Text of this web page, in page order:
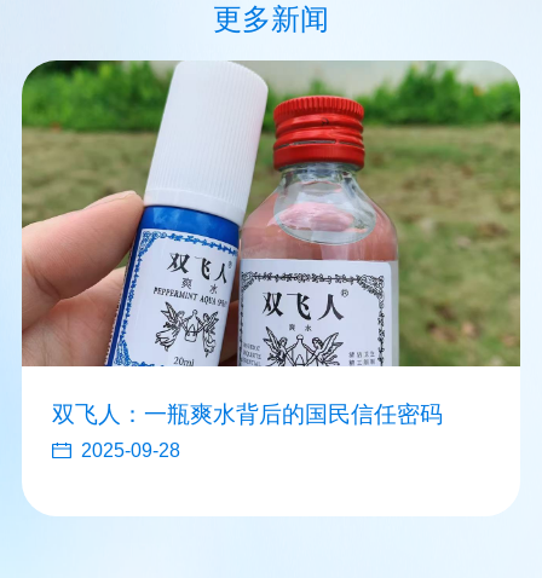
更多新闻
双飞人：一瓶爽水背后的国民信任密码
2025-09-28